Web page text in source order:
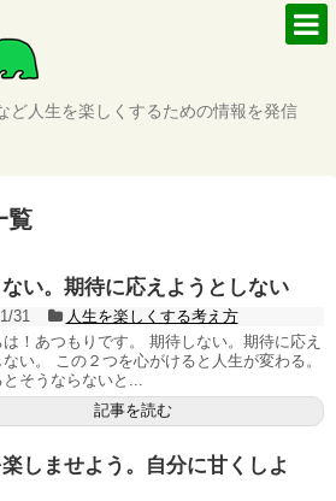
ど人生を楽しくするための情報を発信
覧
い。期待に応えようとしない
31
人生を楽しくする考え方
は！あつもりです。 期待しない。期待に応え
ない。 この２つを心がけると人生が変わる。
そうならないと...
記事を読む
しませよう。自分に甘くしよ